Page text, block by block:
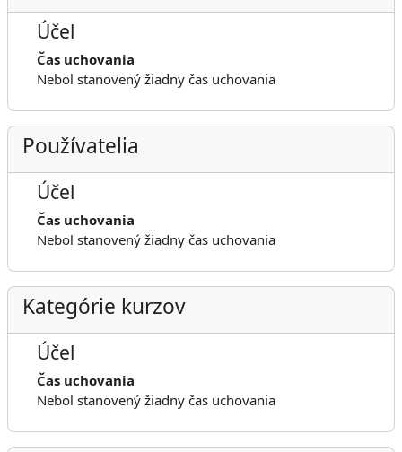
Účel
Čas uchovania
Nebol stanovený žiadny čas uchovania
Používatelia
Účel
Čas uchovania
Nebol stanovený žiadny čas uchovania
Kategórie kurzov
Účel
Čas uchovania
Nebol stanovený žiadny čas uchovania